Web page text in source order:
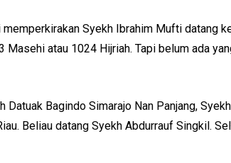
Syekh Ibrahim Mufti datang
atau 1024 Hijriah. Tapi belum ada
Bagindo Simarajo Nan Panjang,
Beliau datang Syekh Abdurrauf Singkil.